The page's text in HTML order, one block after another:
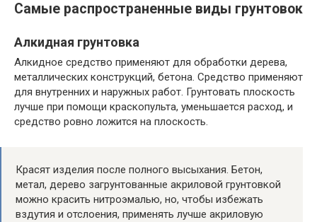
Самые распространенные виды грунтовок
Алкидная грунтовка
Алкидное средство применяют для обработки дерева,
металлических конструкций, бетона. Средство применяют
для внутренних и наружных работ. Грунтовать плоскость
лучше при помощи краскопульта, уменьшается расход, и
средство ровно ложится на плоскость.
Красят изделия после полного высыхания. Бетон,
метал, дерево загрунтованные акриловой грунтовкой
можно красить нитроэмалью, но, чтобы избежать
вздутия и отслоения, применять лучше акриловую